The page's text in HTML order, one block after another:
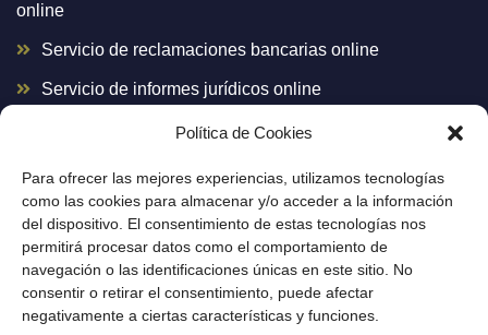
Política de Cookies
Para ofrecer las mejores experiencias, utilizamos tecnologías
como las cookies para almacenar y/o acceder a la información
del dispositivo. El consentimiento de estas tecnologías nos
permitirá procesar datos como el comportamiento de
navegación o las identificaciones únicas en este sitio. No
consentir o retirar el consentimiento, puede afectar
negativamente a ciertas características y funciones.
online
Servicio de reclamaciones bancarias online
Servicio de informes jurídicos online
Atención al cliente
Avenida de la Constitución 13, 3º Izquierda (18001)
Granada
Calle Jardines 10 Bajo (04869) Fines, Almería